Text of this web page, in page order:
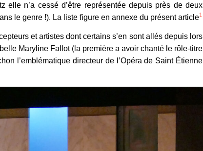
elle n’a cessé d’être représentée depuis près de deux
le genre !). La liste figure en annexe du présent article1
et artistes dont certains s’en sont allés depuis lors
Maryline Fallot (la première a avoir chanté le rôle-titre
l’emblématique directeur de l’Opéra de Saint Étienne